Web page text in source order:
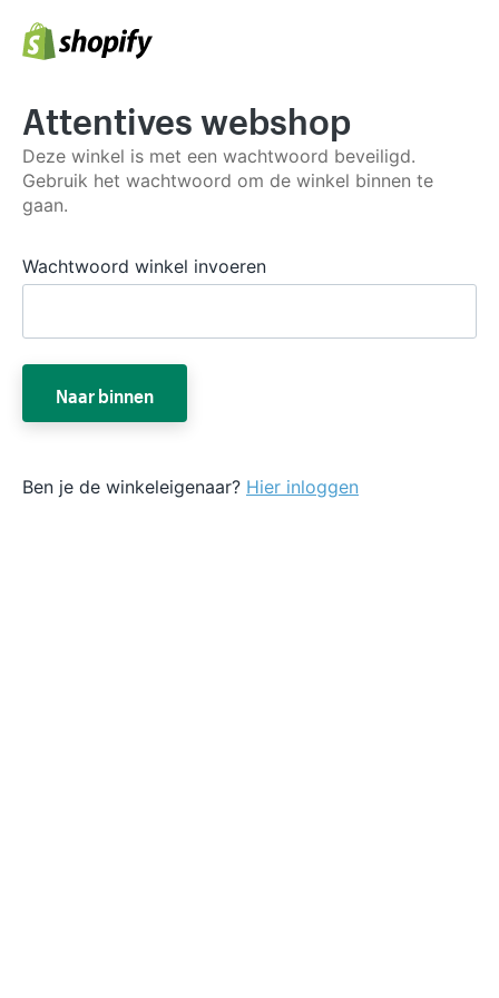
Attentives webshop
Deze winkel is met een wachtwoord beveiligd.
Gebruik het wachtwoord om de winkel binnen te
gaan.
Wachtwoord winkel invoeren
Naar binnen
Ben je de winkeleigenaar? Hier inloggen